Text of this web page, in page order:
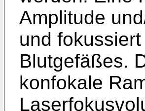
Amplitude
und
Blutgefäßes.
konfokale